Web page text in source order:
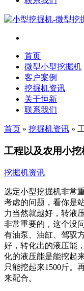
首页
微型小型挖掘机
客户案例
挖掘机资讯
关于恒新
联系我们
首页 » 挖掘机资讯 »
工程以及农用小
挖掘机资讯
选定小型挖掘机非常
考虑的问题，看你是
力当然就越好，转液
非常重要的，这个没
有油泵、油缸、驾驭
好，转化出的液压能
化的液压能是能挖起
只能挖起来1500斤。
来配合。